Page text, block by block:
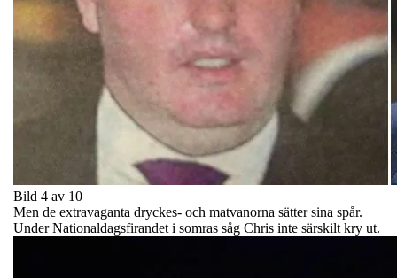
Bild 4 av 10
Men de extravaganta dryckes- och matvanorna sätter sina spår.
Under Nationaldagsfirandet i somras såg Chris inte särskilt kry ut.